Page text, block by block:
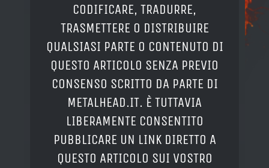
CODIFICARE, TRADURRE,
TRASMETTERE O DISTRIBUIRE
QUALSIASI PARTE O CONTENUTO DI
QUESTO ARTICOLO SENZA PREVIO
CONSENSO SCRITTO DA PARTE DI
METALHEAD.IT. È TUTTAVIA
LIBERAMENTE CONSENTITO
PUBBLICARE UN LINK DIRETTO A
QUESTO ARTICOLO SUI VOSTRO